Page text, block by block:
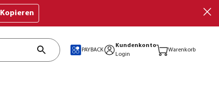
Kopieren
PAYBACK
Kundenkonto
Login
Warenkorb